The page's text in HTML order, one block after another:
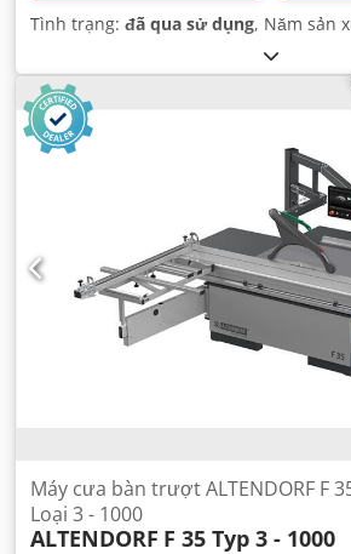
Tình trạng: đã qua sử dụng, Năm sản
Máy cưa bàn trượt ALTENDORF F
Loại 3 - 1000
ALTENDORF F 35 Typ 3 - 1000